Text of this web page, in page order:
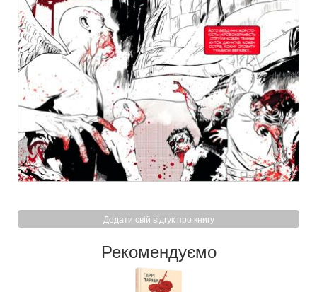
Додати свій відгук про книгу
Рекомендуємо